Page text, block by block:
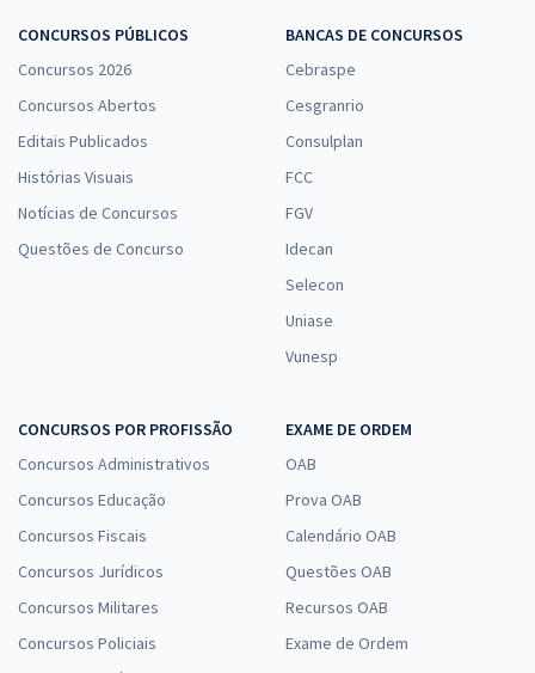
CONCURSOS PÚBLICOS
Concursos 2026
Concursos Abertos
Editais Publicados
Histórias Visuais
Notícias de Concursos
Questões de Concurso
BANCAS DE CONCURSOS
Cebraspe
Cesgranrio
Consulplan
FCC
FGV
Idecan
Selecon
Uniase
Vunesp
CONCURSOS POR PROFISSÃO
Concursos Administrativos
Concursos Educação
Concursos Fiscais
Concursos Jurídicos
Concursos Militares
Concursos Policiais
EXAME DE ORDEM
OAB
Prova OAB
Calendário OAB
Questões OAB
Recursos OAB
Exame de Ordem